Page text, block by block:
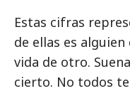
Estas cifras
de ellas es
vida de otro.
cierto. No todos